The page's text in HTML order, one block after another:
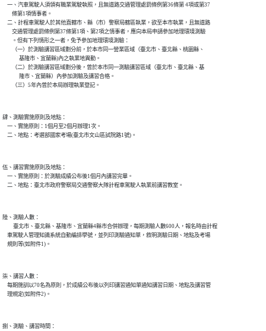
    一、汽車駕駛人須領有職業駕駛執照，且無道路交通管理處罰條例第36條第 4項或第37
        條第1項情事者。
    二、計程車駕駛人於其他直轄市、縣（市）警察局轄區執業，欲至本市執業，且無道路
        交通管理處罰條例第37條第1項、第2項之情事者，應向本局申請參加地理環境測驗
        。但有下列情形之一者，免予參加地理環境測驗：
        （一）於測驗講習區域劃分前，於本市同一營業區域（臺北市、臺北縣、桃園縣、
              基隆市、宜蘭縣)內之執業地異動。
        （二）於測驗講習區域劃分後，曾於本市同一測驗講習區域（臺北市、臺北縣、基
              隆市、宜蘭縣）內參加測驗及講習合格。
        （三）5年內曾於本局辦理執業登記。
肆、測驗實施原則及地點：
    一、實施原則：1個月至2個月辦理1次。
    二、地點：考選部國家考場(臺北市文山區試院路1號)。
伍、講習實施原則及地點：
    一、實施原則：於測驗成績公布後1個月內講習完畢。
    二、地點：臺北市政府警察局交通警察大隊計程車駕駛人執業前講習教室。
陸、測驗人數：
臺北市、臺北縣、基隆市、宜蘭縣4縣市合併辦理，每期測驗人數600人，報名時由計程
    車駕駛人管理知識系統自動編排學號，並列印測驗通知單，敘明測驗日期、地點及考場
    規則等(如附件1)。
柒、講習人數：
    每期施訓以70名為原則，於成績公布後以列印講習通知單通知講習日期、地點及講習管
    理規定(如附件2)。
捌、測驗、講習時間：